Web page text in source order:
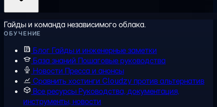
Гайды и команда независимого облака.
ОБУЧЕНИЕ
Блог Гайды и инженерные заметки
База знаний Пошаговые руководства
Новости Пресса и анонсы
Сравнить хостинги Cloudzy против альтернатив
Все ресурсыРуководства, документация,
инструменты, новости